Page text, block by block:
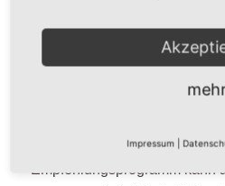
beachten sollten
Sie können ein
Recruiting-Maßnahmen
Empfehlungsprogramm kann
Impressum